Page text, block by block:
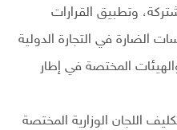
وتطبيق القرارات
الضارة في التجارة الدولية
المختصة في إطار
اللجان الوزارية المختصة